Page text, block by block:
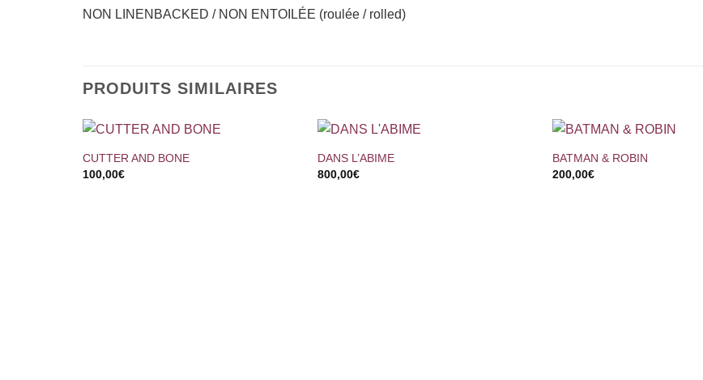
NON LINENBACKED / NON ENTOILÉE (roulée / rolled)
PRODUITS SIMILAIRES
+
CUTTER AND BONE
100,00€
+
DANS L’ABIME
800,00€
+
BATMAN & ROBIN
200,00€